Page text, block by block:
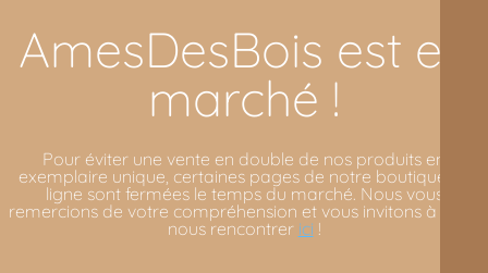
AmesDesBois est en
marché !
Pour éviter une vente en double de nos produits en
exemplaire unique, certaines pages de notre boutique en
ligne sont fermées le temps du marché. Nous vous
remercions de votre compréhension et vous invitons à venir
nous rencontrer ici !